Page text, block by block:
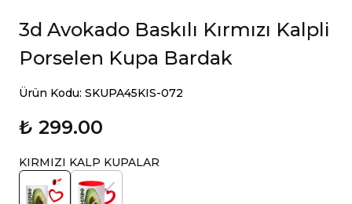
3d Avokado Baskılı Kırmızı Kalpli
Porselen Kupa Bardak
Ürün Kodu: SKUPA45KIS-072
₺ 299.00
KIRMIZI KALP KUPALAR